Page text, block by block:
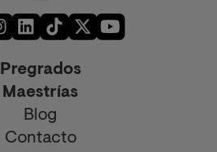
Pregrados
Maestrías
Blog
Contacto